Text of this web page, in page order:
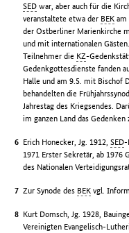
SED war, aber auch für die
veranstaltete etwa der BEK am
der Ostberliner Marienkirche
und mit internationalen
Teilnehmer die KZ-
Gedenkgottesdienste fanden
Halle und am 9.5. mit Bischof
behandelten die
Jahrestag des Kriegsendes.
im ganzen Land das
Erich Honecker, Jg. 1912,SED-
1971 Erster Sekretär, ab 1976
des Nationalen
Zur Synode des BEK vgl.
Kurt Domsch, Jg. 1928,
Vereinigten Evangelisch-